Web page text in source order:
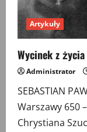
Artykuły
Wycinek z
Administrator
SEBASTIAN
Warszawy 650
Chrystiana